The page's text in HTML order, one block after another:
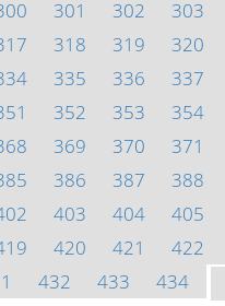
301 302 303
318 319 320
335 336 337
352 353 354
369 370 371
386 387 388
403 404 405
420 421 422
432 433 434